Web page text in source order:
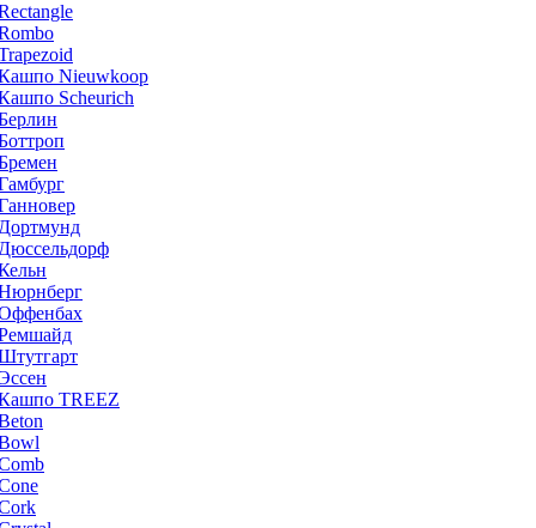
Nieuwkoop
Scheurich
TREEZ